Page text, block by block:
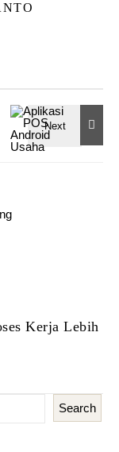
Kerja Lebih
Search